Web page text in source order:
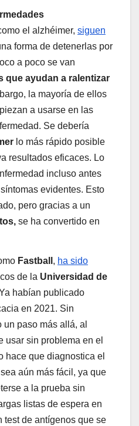
el alzhéimer, siguen
forma de detenerlas por
a poco se van
que ayudan a ralentizar
la mayoría de ellos
a usarse en las
Se debería
lo más rápido posible
resultados eficaces. Lo
incluso antes
evidentes. Esto
pero gracias a un
se ha convertido en
Fastball , ha sido
de la Universidad de
habían publicado
en 2021. Sin
paso más allá, al
usar sin problema en el
hace que diagnostica el
aún más fácil, ya que
a la prueba sin
listas de espera en
test de antígenos que se